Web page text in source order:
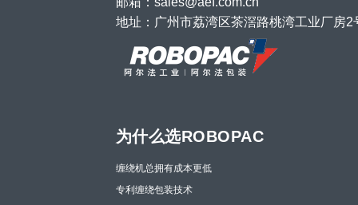
地址：广州市荔湾区茶滘路桃湾工业厂房2
为什么选ROBOPAC
缠绕机总拥有成本更低
专利缠绕包装技术